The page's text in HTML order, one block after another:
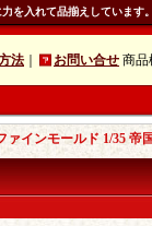
を入れて品揃えしています。
法 お問い合せ 商品
ァインモールド 1/35 帝